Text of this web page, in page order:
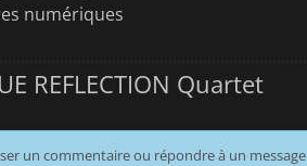
numériques
REFLECTION Quartet
un commentaire ou répondre à un